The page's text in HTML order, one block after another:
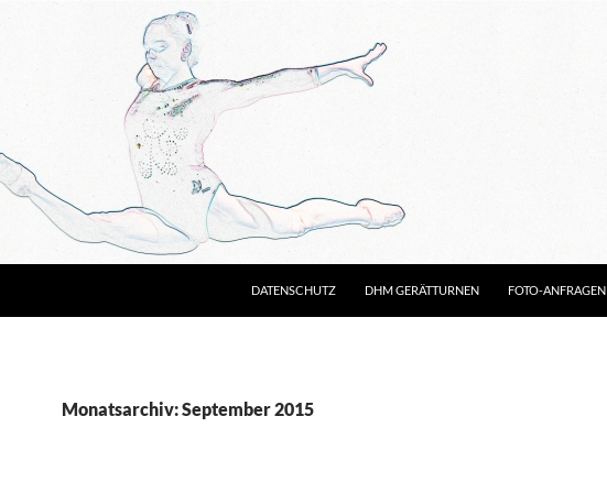
DATENSCHUTZ DHM GERÄTTURNEN FOTO-ANFRAGEN
Monatsarchiv: September 2015